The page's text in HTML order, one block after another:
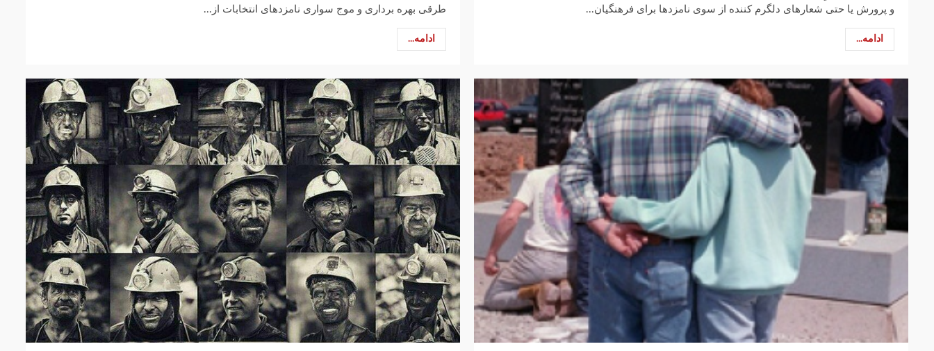
و پرورش یا حتی شعارهای دلگرم کننده از سوی نامزدها برای فرهنگیان...
ادامه...
طرقی بهره برداری و موج سواری نامزدهای انتخابات از...
ادامه...